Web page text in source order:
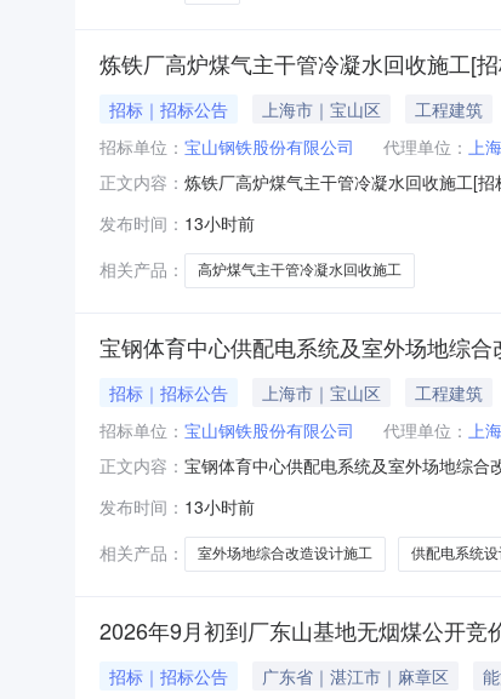
炼铁厂高炉煤气主干管冷凝水回收施工[
招标｜招标公告 上海市｜宝山区 工程建筑
招标单位： 宝山钢铁股份有限公司 代理单位： 上
正文内容： 炼铁厂高炉煤气主干管冷凝水回收施工[
收施工。2.2建设地点：上海市宝山区富
简称发包人）就炼铁
发布时间： 13小时前
相关产品：
高炉煤气主干管冷凝水回收施工
宝钢体育中心供配电系统及室外场地综
招标｜招标公告 上海市｜宝山区 工程建筑
招标单位： 宝山钢铁股份有限公司 代理单位： 上
正文内容： 宝钢体育中心供配电系统及室外场地综
标。2.工程概况与招标范围2.1招标项目
万元（不含税）。2.4计划
发布时间： 13小时前
相关产品：
室外场地综合改造设计施工 供配电系统
2026年9月初到厂东山基地无烟煤公开竞
招标｜招标公告 广东省｜湛江市｜麻章区